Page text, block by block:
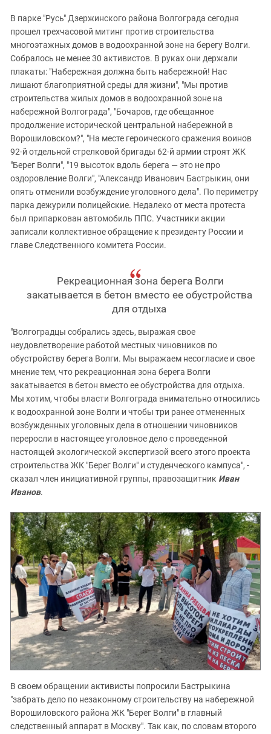
В парке "Русь" Дзержинского района Волгограда сегодня
прошел трехчасовой митинг против строительства
многоэтажных домов в водоохранной зоне на берегу Волги.
Собралось не менее 30 активистов. В руках они держали
плакаты: "Набережная должна быть набережной! Нас
лишают благоприятной среды для жизни", "Мы против
строительства жилых домов в водоохранной зоне на
набережной Волгограда", "Бочаров, где обещанное
продолжение исторической центральной набережной в
Ворошиловском?", "На месте героического сражения воинов
92-й отдельной стрелковой бригады 62-й армии строят ЖК
"Берег Волги", "19 высоток вдоль берега — это не про
оздоровление Волги", "Александр Иванович Бастрыкин, они
опять отменили возбуждение уголовного дела". По периметру
парка дежурили полицейские. Недалеко от места протеста
был припаркован автомобиль ППС. Участники акции
записали коллективное обращение к президенту России и
главе Следственного комитета России.
Рекреационная зона берега Волги
закатывается в бетон вместо ее обустройства
для отдыха
"Волгоградцы собрались здесь, выражая свое
неудовлетворение работой местных чиновников по
обустройству берега Волги. Мы выражаем несогласие и свое
мнение тем, что рекреационная зона берега Волги
закатывается в бетон вместо ее обустройства для отдыха.
Мы хотим, чтобы власти Волгограда внимательно относились
к водоохранной зоне Волги и чтобы три ранее отмененных
возбужденных уголовных дела в отношении чиновников
переросли в настоящее уголовное дело с проведенной
настоящей экологической экспертизой всего этого проекта
строительства ЖК "Берег Волги" и студенческого кампуса", -
сказал член инициативной группы, правозащитник Иван
Иванов.
В своем обращении активисты попросили Бастрыкина
"забрать дело по незаконному строительству на набережной
Ворошиловского района ЖК "Берег Волги" в главный
следственный аппарат в Москву". Так как, по словам второго